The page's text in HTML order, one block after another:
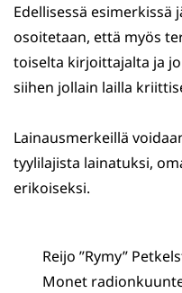
Edellisessä
osoitetaan, että myös
toiselta kirjoittajalta ja
siihen jollain lailla
Lainausmerkeillä
tyylilajista lainatuksi,
erikoiseksi.
Reijo ”Rymy”
Monet